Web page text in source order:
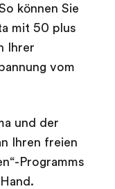
können Sie
mit 50 plus
Ihrer
vom
und der
Ihren freien
Programms